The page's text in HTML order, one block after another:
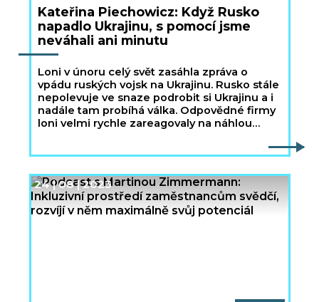
Kateřina Piechowicz: Když Rusko
napadlo Ukrajinu, s pomocí jsme
neváhali ani minutu
Loni v únoru celý svět zasáhla zpráva o
vpádu ruských vojsk na Ukrajinu. Rusko stále
nepolevuje ve snaze podrobit si Ukrajinu a i
nadále tam probíhá válka. Odpovědné firmy
loni velmi rychle zareagovaly na náhlou
24 | 08 | 2023